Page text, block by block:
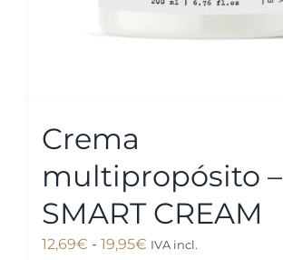
Crema
multipropósito –
SMART CREAM
12,69€ - 19,95€Rango
IVA incl.